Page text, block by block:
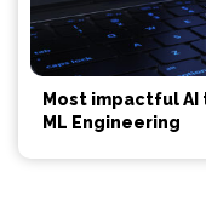
Most impactful
ML Engineering